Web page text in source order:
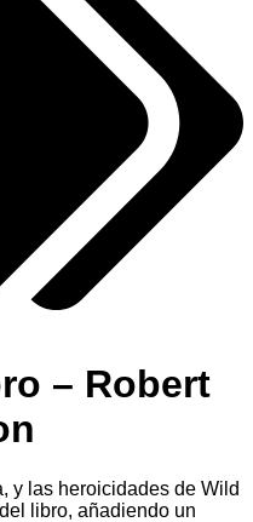
– Robert
y las heroicidades de Wild
libro, añadiendo un